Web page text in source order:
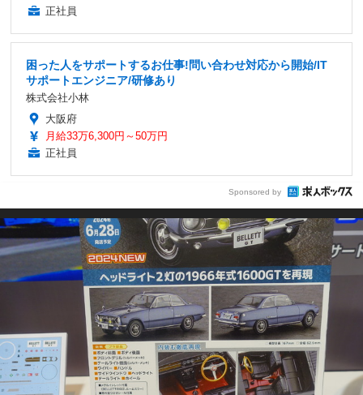
正社員
困った人をサポートするお仕事!問い合わせ対応から開始/IT
サポートエンジニア/研修あり
株式会社小林
大阪府
月給33万6,300円～50万円
正社員
Sponsored by